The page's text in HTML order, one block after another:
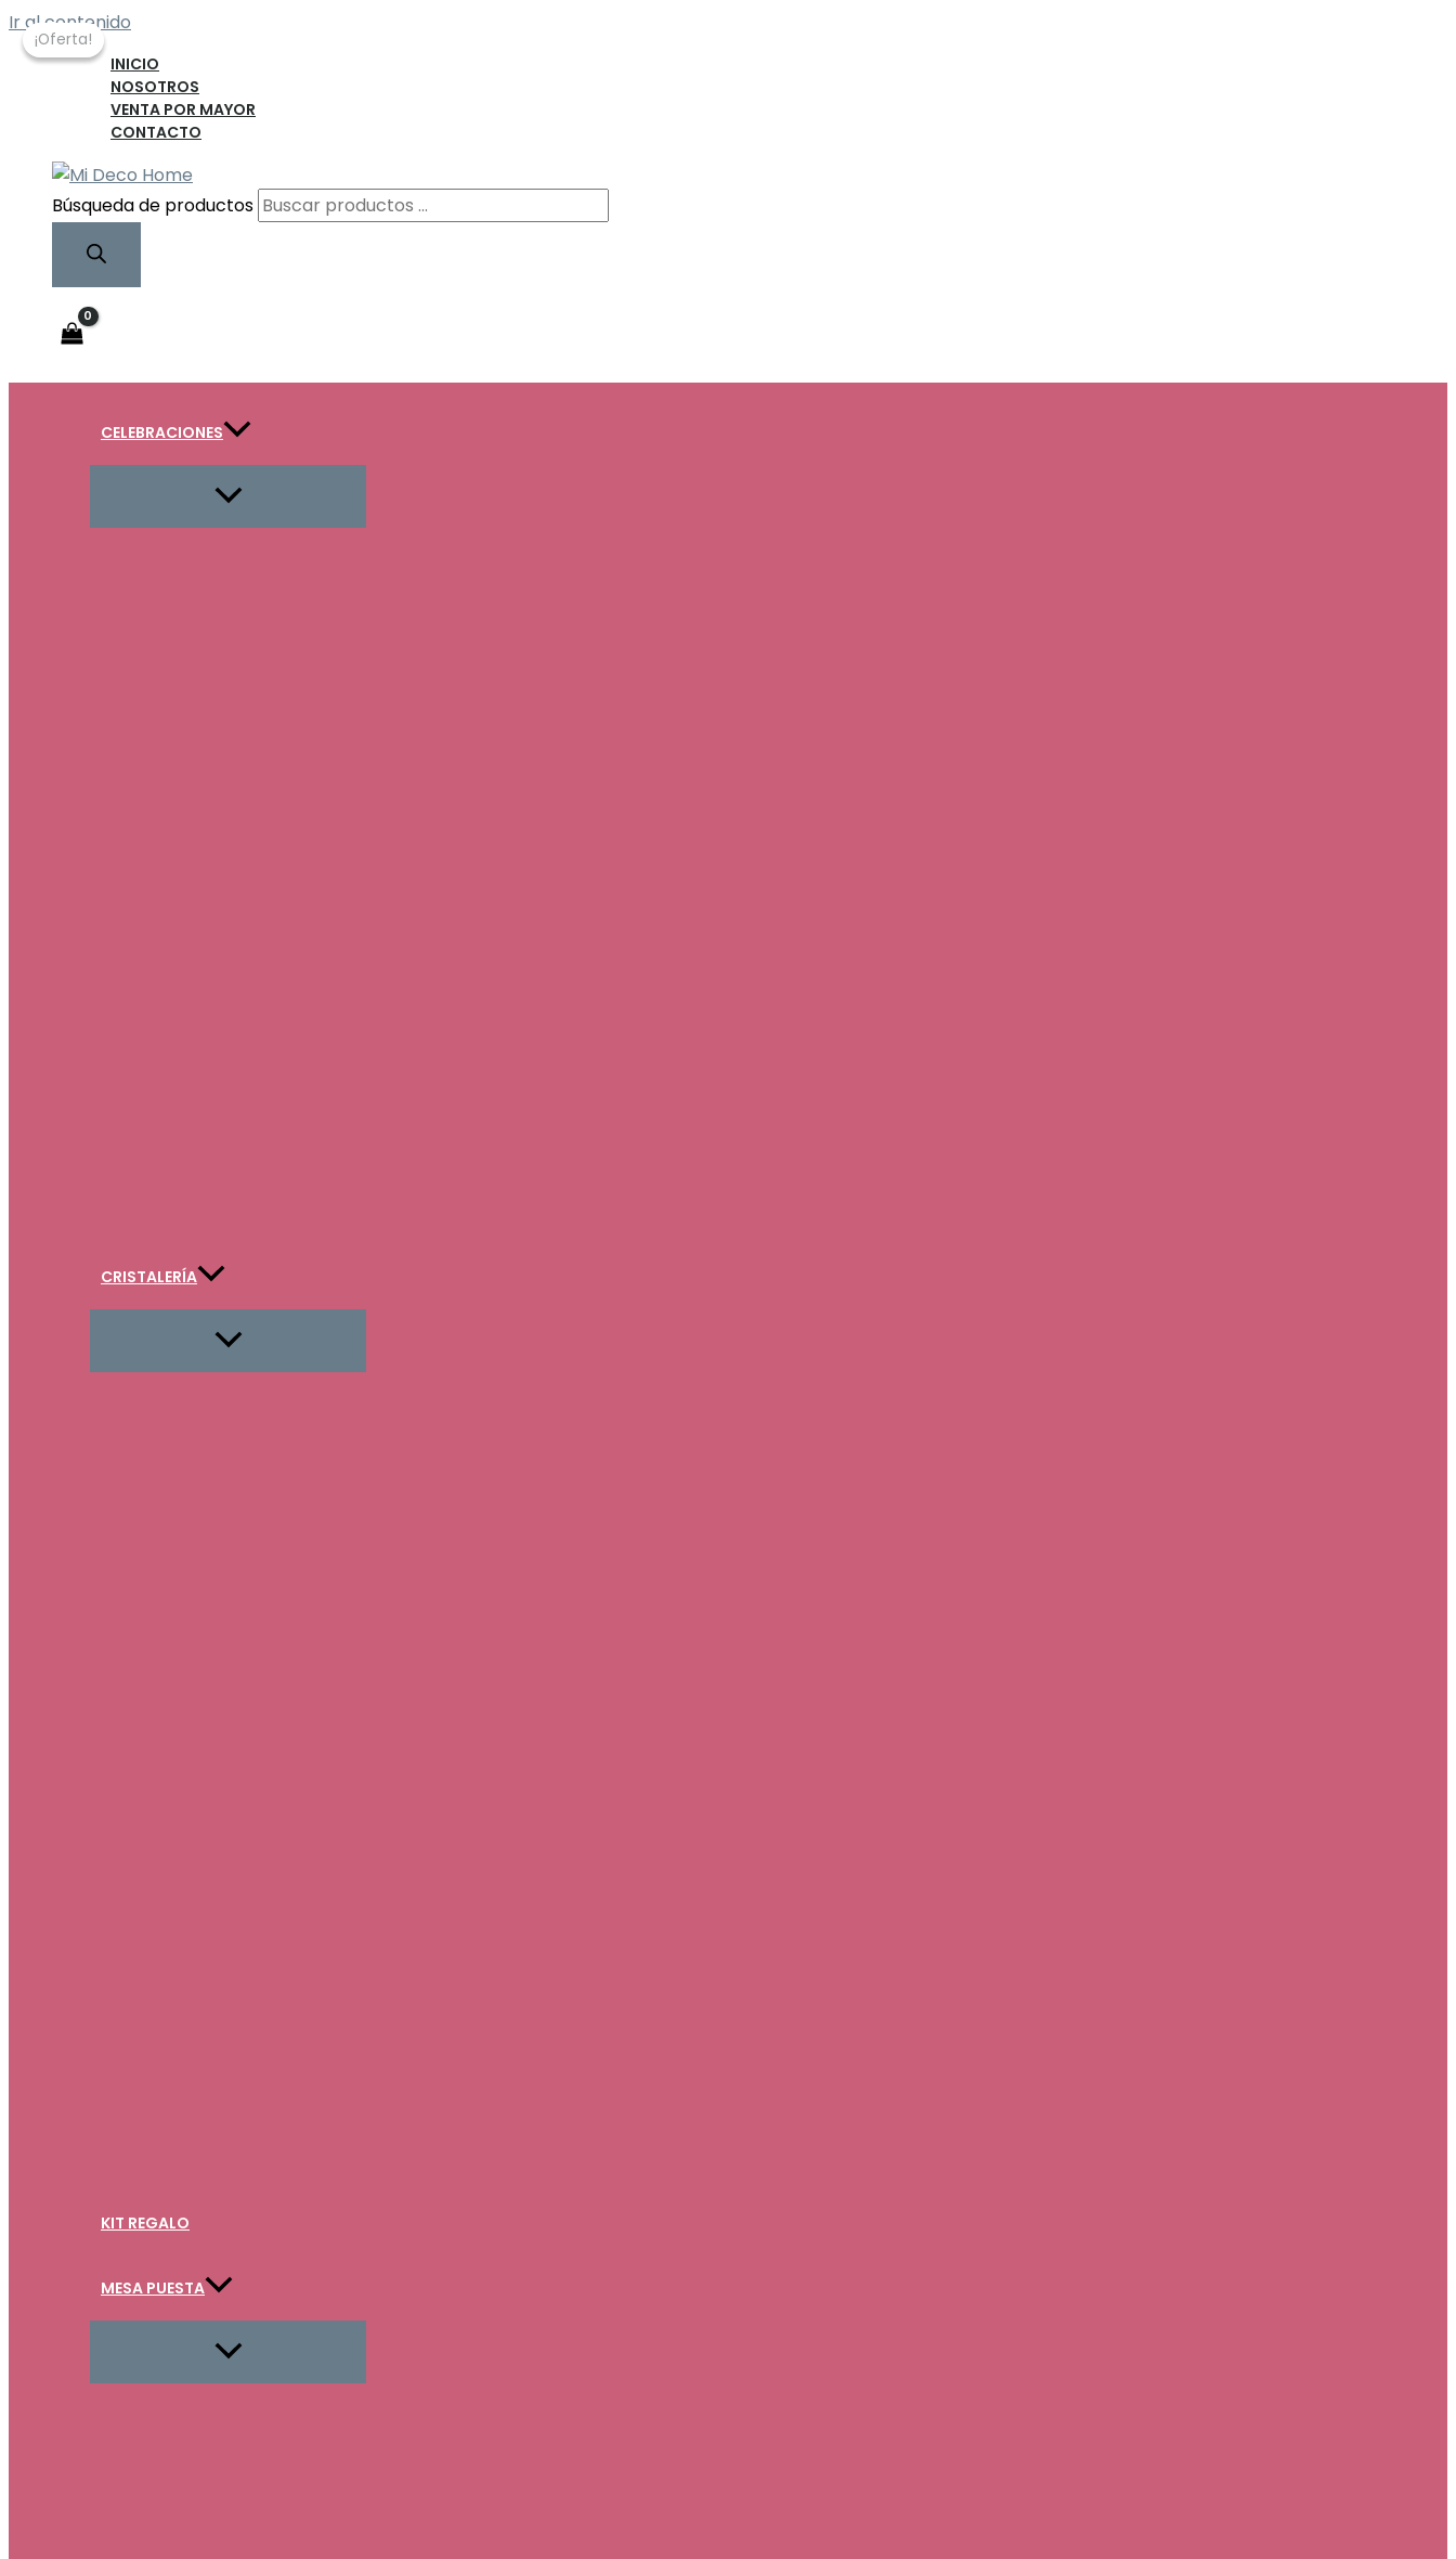
Ir al contenido
INICIO
NOSOTROS
VENTA POR MAYOR
CONTACTO
Búsqueda de productos
CELEBRACIONES
CRISTALERÍA
KIT REGALO
MESA PUESTA
¡Oferta!
¡Oferta!